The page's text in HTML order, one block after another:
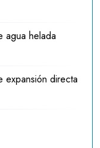
agua helada
expansión directa